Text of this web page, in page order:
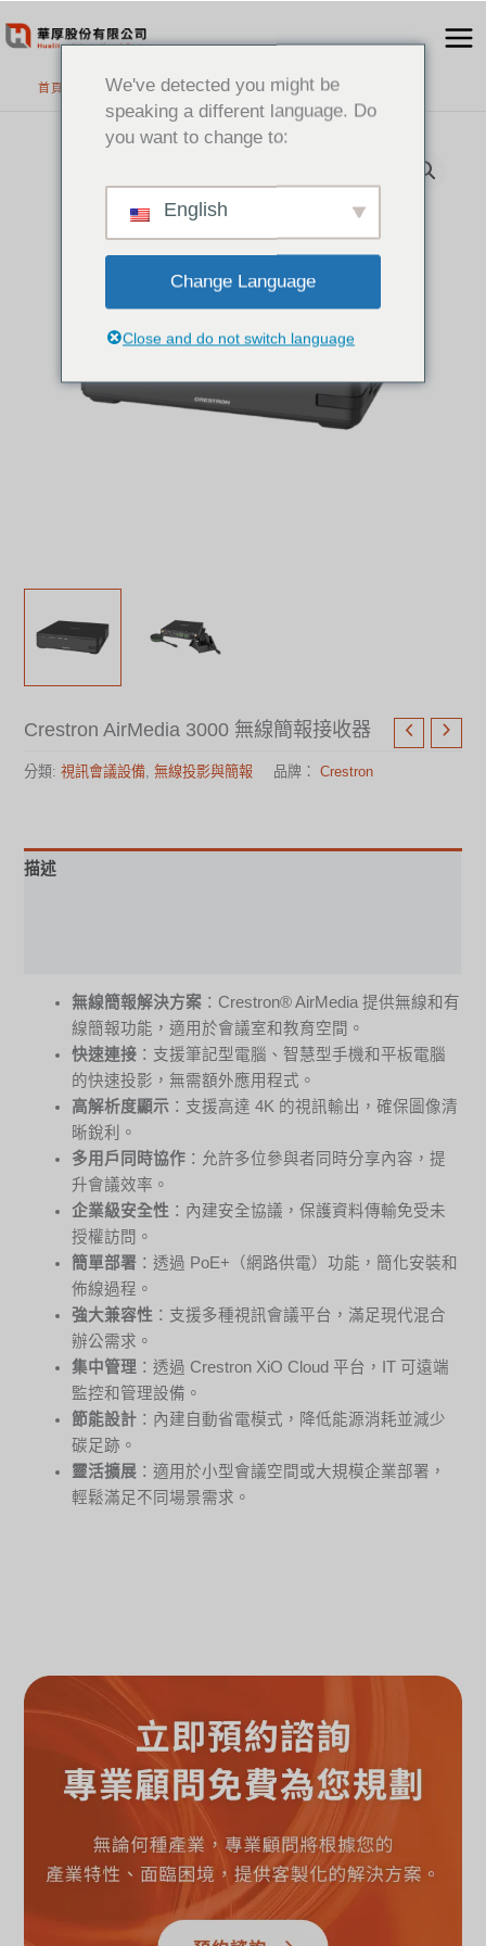
至
首頁 精選產品
Crestron AirMedia 3000 ​無線簡報接收器
分類:視訊會議設備 ,無線投影與簡報 品牌：Crestron
描述
無線簡報解決方案 ：Crestron® AirMedia 提供無線和有
線簡報功能，適用於會議室和教育空間。
快速連接 ：支援筆記型電腦、智慧型手機和平板電腦
的快速投影，無需額外應用程式。
高解析度顯示 ：支援高達 4K 的視訊輸出，確保圖像清
晰銳利。
多用戶同時協作 ：允許多位參與者同時分享內容，提
升會議效率。
企業級安全性 ：內建安全協議，保護資料傳輸免受未
授權訪問。
簡單部署 ：透過 PoE+（網路供電）功能，簡化安裝和
佈線過程。
強大兼容性 ：支援多種視訊會議平台，滿足現代混合
辦公需求。
集中管理 ：透過 Crestron XiO Cloud 平台，IT 可遠端
監控和管理設備。
節能設計 ：內建自動省電模式，降低能源消耗並減少
碳足跡。
靈活擴展 ：適用於小型會議空間或大規模企業部署，
輕鬆滿足不同場景需求。
We've detected you might be
speaking a different language. Do
you want to change to:
English
Change Language
Close and do not switch language